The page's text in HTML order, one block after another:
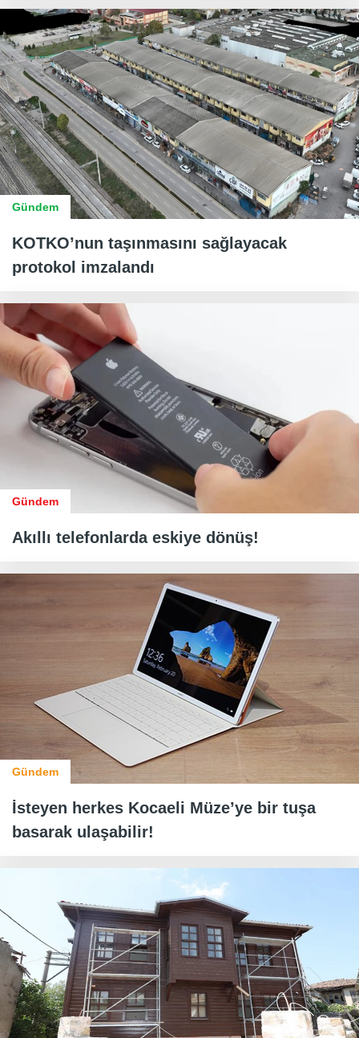
Gündem
KOTKO’nun taşınmasını sağlayacak
protokol imzalandı
Gündem
Akıllı telefonlarda eskiye dönüş!
Gündem
İsteyen herkes Kocaeli Müze’ye bir tuşa
basarak ulaşabilir!